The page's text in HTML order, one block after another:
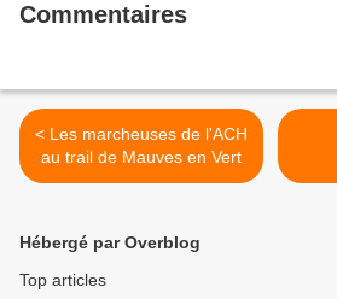
Commentaires
< Les marcheuses de l'ACH
au trail de Mauves en Vert
Hébergé par Overblog
Top articles